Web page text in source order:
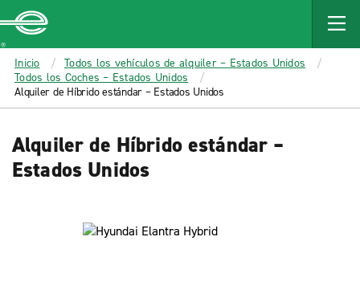
MAIN
CONTENT
Enterprise
Inicio
Todos los vehículos de alquiler – Estados Unidos
Todos los Coches – Estados Unidos
Alquiler de Híbrido estándar – Estados Unidos
Alquiler de Híbrido estándar –
Estados Unidos